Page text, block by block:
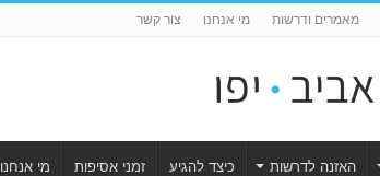
מאמרים ודרשות מי אנחנו צור קשר
האזנה לדרשות כיצד להגיע זמני אסיפות מי אנחנו